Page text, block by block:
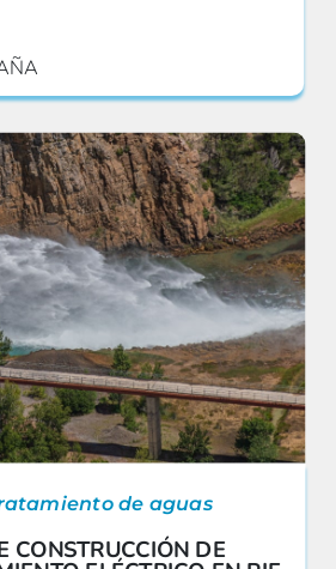
de aguas
CONSTRUCCIÓN DE